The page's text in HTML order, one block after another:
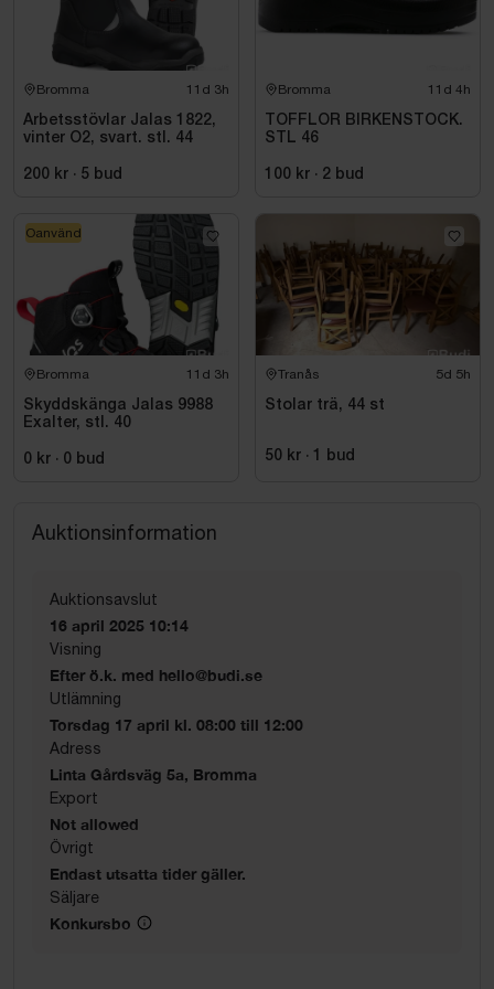
Bromma 11d 3h
Arbetsstövlar Jalas 1822,
vinter O2, svart. stl. 44
200 kr · 5 bud
Bromma 11d 4h
TOFFLOR BIRKENSTOCK.
STL 46
100 kr · 2 bud
Bromma 11d 3h
Skyddskänga Jalas 9988
Exalter, stl. 40
0 kr · 0 bud
Oanvänd
Tranås 5d 5h
Stolar trä, 44 st
50 kr · 1 bud
Auktionsinformation
Auktionsavslut
16 april 2025 10:14
Visning
Efter ö.k. med hello@budi.se
Utlämning
Torsdag 17 april kl. 08:00 till 12:00
Adress
Linta Gårdsväg 5a, Bromma
Export
Not allowed
Övrigt
Endast utsatta tider gäller.
Säljare
Konkursbo